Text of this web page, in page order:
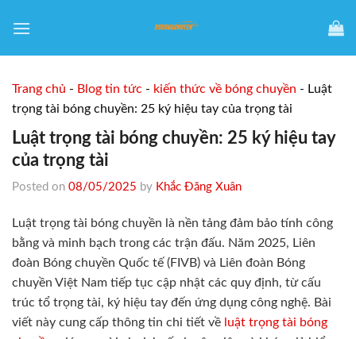
Trang chủ - Blog tin tức - kiến thức về bóng chuyền - Luật
trọng tài bóng chuyền: 25 ký hiệu tay của trọng tài
Luật trọng tài bóng chuyền: 25 ký hiệu tay
của trọng tài
Posted on 08/05/2025 by Khắc Đăng Xuân
Luật trọng tài bóng chuyền là nền tảng đảm bảo tính công
bằng và minh bạch trong các trận đấu. Năm 2025, Liên
đoàn Bóng chuyền Quốc tế (FIVB) và Liên đoàn Bóng
chuyền Việt Nam tiếp tục cập nhật các quy định, từ cấu
trúc tổ trọng tài, ký hiệu tay đến ứng dụng công nghệ. Bài
viết này cung cấp thông tin chi tiết về luật trọng tài bóng